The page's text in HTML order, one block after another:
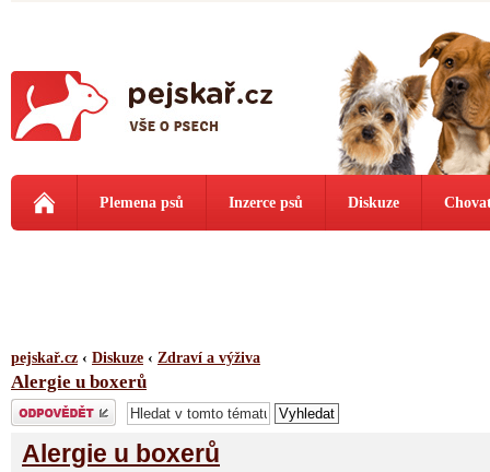
Plemena psů Inzerce psů Diskuze
pejskař.cz ‹ Diskuze ‹ Zdraví a výživa
Alergie u boxerů
Odeslat odpověď
Alergie u boxerů